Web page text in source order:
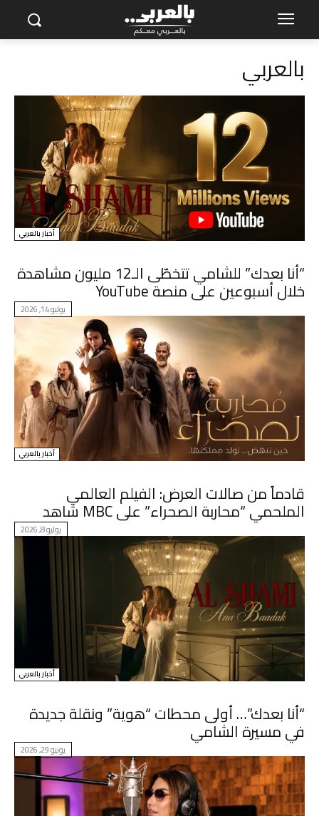
بالعربي
أخبار بالعربي
“أنا بعدك” للشامي تتخطّى الـ12 مليون مشاهدة
خلال أسبوعين على منصة YouTube
يوليو 14, 2026
أخبار بالعربي
قادماً من صالات العرض: الفيلم العالمي
الملحمي “محاربة الصحراء” على MBC شاهد
يوليو 8, 2026
أخبار بالعربي
“أنا بعدك”… أولى محطات “هوية” ونقلة جديدة
في مسيرة الشامي
يونيو 29, 2026